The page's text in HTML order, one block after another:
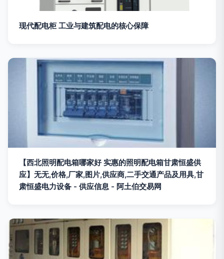
现代配电柜 工业与建筑配电的核心保障
【西北照明配电箱哪家好 实惠的照明配电箱甘肃恒盛供
应】无无,价格,厂家,图片,供应商,二手交通产品及用具,甘
肃恒盛电力设备 - 供应信息 - 阿土伯交易网